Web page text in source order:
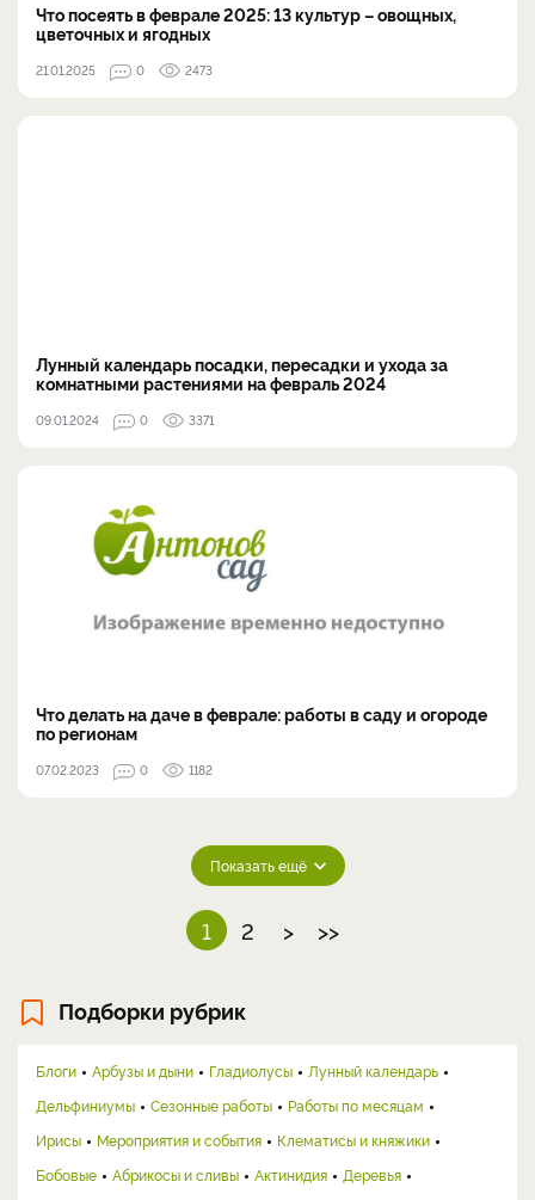
Что посеять в феврале 2025: 13 культур – овощных,
цветочных и ягодных
21.01.2025 0 2473
Лунный календарь посадки, пересадки и ухода за
комнатными растениями на февраль 2024
09.01.2024 0 3371
Что делать на даче в феврале: работы в саду и огороде
по регионам
07.02.2023 0 1182
Показать ещё
1 2 > >>
Подборки рубрик
Блоги Арбузы и дыни Гладиолусы
Лунный календарь
Дельфиниумы
Сезонные работы
Работы по месяцам
Ирисы
Мероприятия и события
Клематисы и княжики
Бобовые
Абрикосы и сливы Актинидия
Деревья